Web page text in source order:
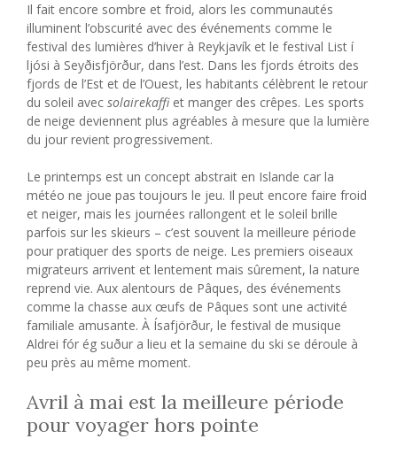
Il fait encore sombre et froid, alors les communautés
illuminent l’obscurité avec des événements comme le
festival des lumières d’hiver à Reykjavík et le festival List í
ljósi à Seyðisfjörður, dans l’est. Dans les fjords étroits des
fjords de l’Est et de l’Ouest, les habitants célèbrent le retour
du soleil avec solairekaffiet manger des crêpes. Les sports
de neige deviennent plus agréables à mesure que la lumière
du jour revient progressivement.
Le printemps est un concept abstrait en Islande car la
météo ne joue pas toujours le jeu. Il peut encore faire froid
et neiger, mais les journées rallongent et le soleil brille
parfois sur les skieurs – c’est souvent la meilleure période
pour pratiquer des sports de neige. Les premiers oiseaux
migrateurs arrivent et lentement mais sûrement, la nature
reprend vie. Aux alentours de Pâques, des événements
comme la chasse aux œufs de Pâques sont une activité
familiale amusante. À Ísafjörður, le festival de musique
Aldrei fór ég suður a lieu et la semaine du ski se déroule à
peu près au même moment.
Avril à mai est la meilleure période
pour voyager hors pointe